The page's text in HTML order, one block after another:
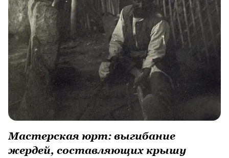
Мастерская юрт: выгибание
жердей, составляющих крышу